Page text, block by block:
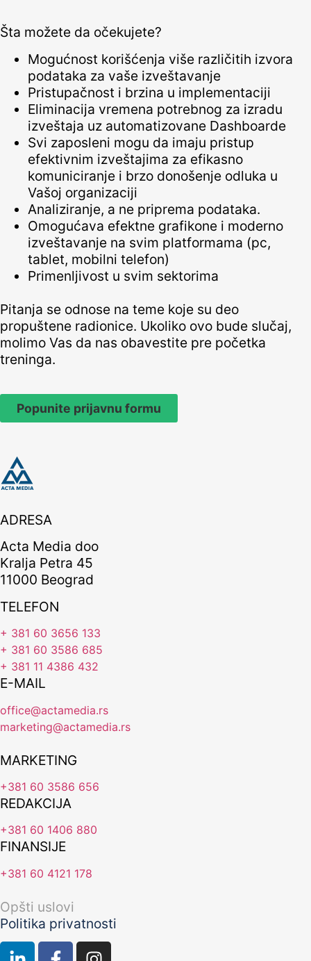
Šta možete da očekujete?
Mogućnost korišćenja više različitih izvora
podataka za vaše izveštavanje
Pristupačnost i brzina u implementaciji
Eliminacija vremena potrebnog za izradu
izveštaja uz automatizovane Dashboarde
Svi zaposleni mogu da imaju pristup
efektivnim izveštajima za efikasno
komuniciranje i brzo donošenje odluka u
Vašoj organizaciji
Analiziranje, a ne priprema podataka.
Omogućava efektne grafikone i moderno
izveštavanje na svim platformama (pc,
tablet, mobilni telefon)
Primenljivost u svim sektorima
Pitanja se odnose na teme koje su deo
propuštene radionice. Ukoliko ovo bude slučaj,
molimo Vas da nas obavestite pre početka
treninga.
Popunite prijavnu formu
ADRESA
Acta Media doo
Kralja Petra 45
11000 Beograd
TELEFON
+ 381 60 3656 133
+ 381 60 3586 685
+ 381 11 4386 432
E-MAIL
office@actamedia.rs
marketing@actamedia.rs
MARKETING
+381 60 3586 656
REDAKCIJA
+381 60 1406 880
FINANSIJE
+381 60 4121 178
Opšti uslovi
Politika privatnosti